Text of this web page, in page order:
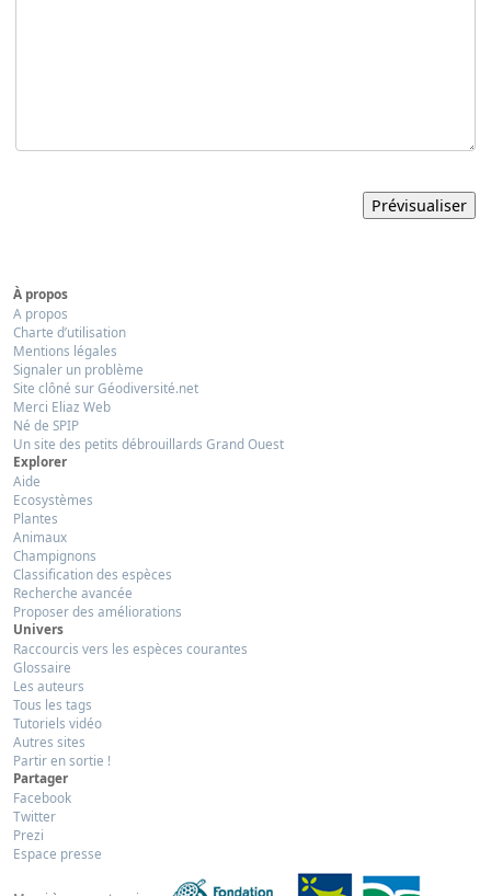
À propos
A propos
Charte d’utilisation
Mentions légales
Signaler un problème
Site clôné sur Géodiversité.net
Merci Eliaz Web
Né de SPIP
Un site des petits débrouillards Grand Ouest
Explorer
Aide
Ecosystèmes
Plantes
Animaux
Champignons
Classification des espèces
Recherche avancée
Proposer des améliorations
Univers
Raccourcis vers les espèces courantes
Glossaire
Les auteurs
Tous les tags
Tutoriels vidéo
Autres sites
Partir en sortie !
Partager
Facebook
Twitter
Prezi
Espace presse